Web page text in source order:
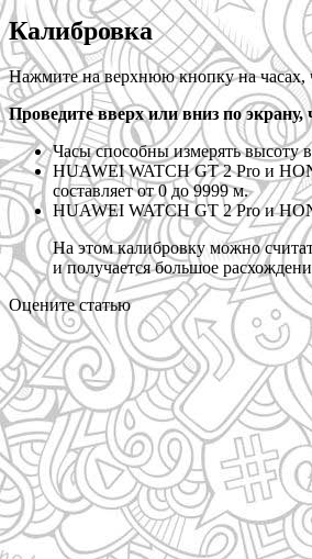
Калибровка
Нажмите на верхнюю кнопку на часах,
Проведите вверх или вниз по
Часы способны измерять высоту
HUAWEI WATCH GT 2 Pro и
составляет от 0 до 9999 м.
HUAWEI WATCH GT 2 Pro и
На этом калибровку можно
и получается большое
Оцените статью